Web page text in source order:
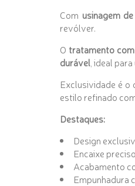
Com usinagem
revólver.
O tratamento
durável , ideal
Exclusividade é o
estilo refinado
Destaques:
Design
Encaixe
Acabamento
Empunhadura